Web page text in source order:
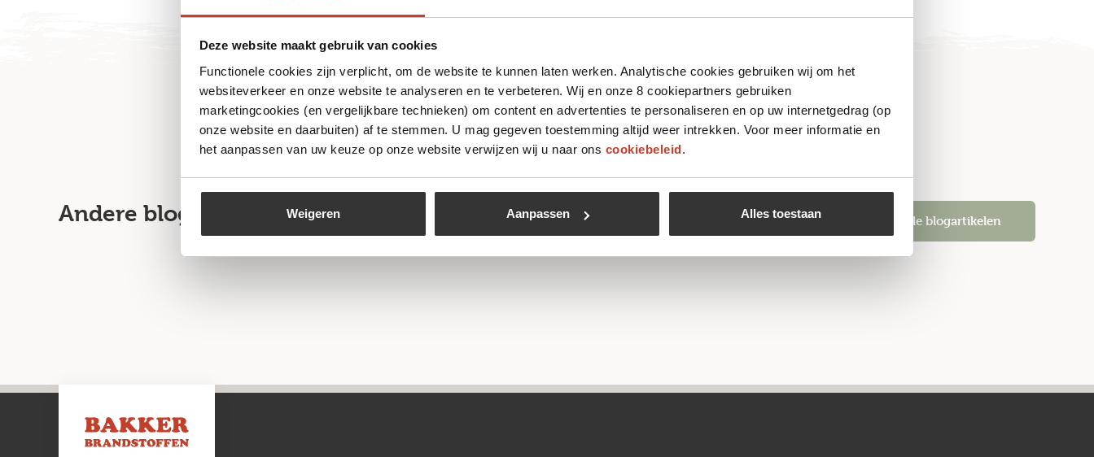
Deze website maakt gebruik van cookies
Functionele cookies zijn verplicht, om de website te kunnen laten werken. Analytische cookies gebruiken wij om het
websiteverkeer en onze website te analyseren en te verbeteren. Wij en onze 8 cookiepartners gebruiken
marketingcookies (en vergelijkbare technieken) om content en advertenties te personaliseren en op uw internetgedrag (op
onze website en daarbuiten) af te stemmen. U mag gegeven toestemming altijd weer intrekken. Voor meer informatie en
het aanpassen van uw keuze op onze website verwijzen wij u naar ons cookiebeleid.
Weigeren Aanpassen Alles toestaan
Andere blogartikelen Alle blogartikelen